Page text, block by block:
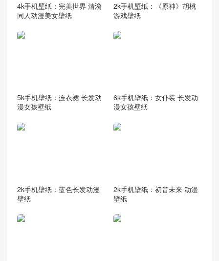
4k手机壁纸：完美世界 清漪
同人动漫美女壁纸
2k手机壁纸：《原神》胡桃
游戏壁纸
5k手机壁纸：连衣裙 长发动
漫女孩壁纸
6k手机壁纸：女仆装 长发动
漫女孩壁纸
2k手机壁纸：蓝色长发动漫
壁纸
2k手机壁纸：初音未来 动漫
壁纸